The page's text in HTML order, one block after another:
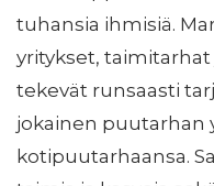
tuhansia ihmisiä.
yritykset,
tekevät runsaasti
jokainen puutarhan
kotipuutarhaansa.